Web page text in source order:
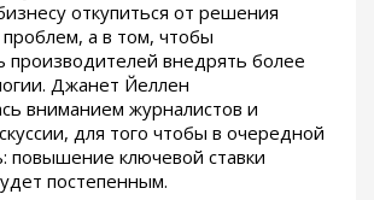
откупиться от решения
проблем, а в том, чтобы
производителей внедрять более
Джанет Йеллен
вниманием журналистов и
для того чтобы в очередной
повышение ключевой ставки
постепенным.